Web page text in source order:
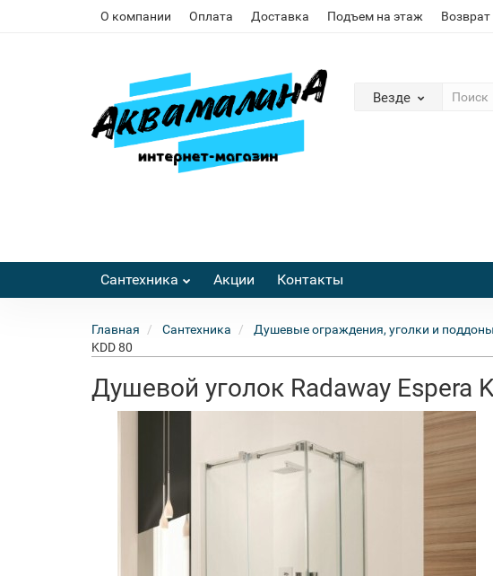
О компании Оплата Доставка Подъем на этаж Возврат
Везде
Сантехника Акции Контакты
Главная Сантехника Душевые ограждения, уголки и поддоны
KDD 80
Душевой уголок Radaway Espera